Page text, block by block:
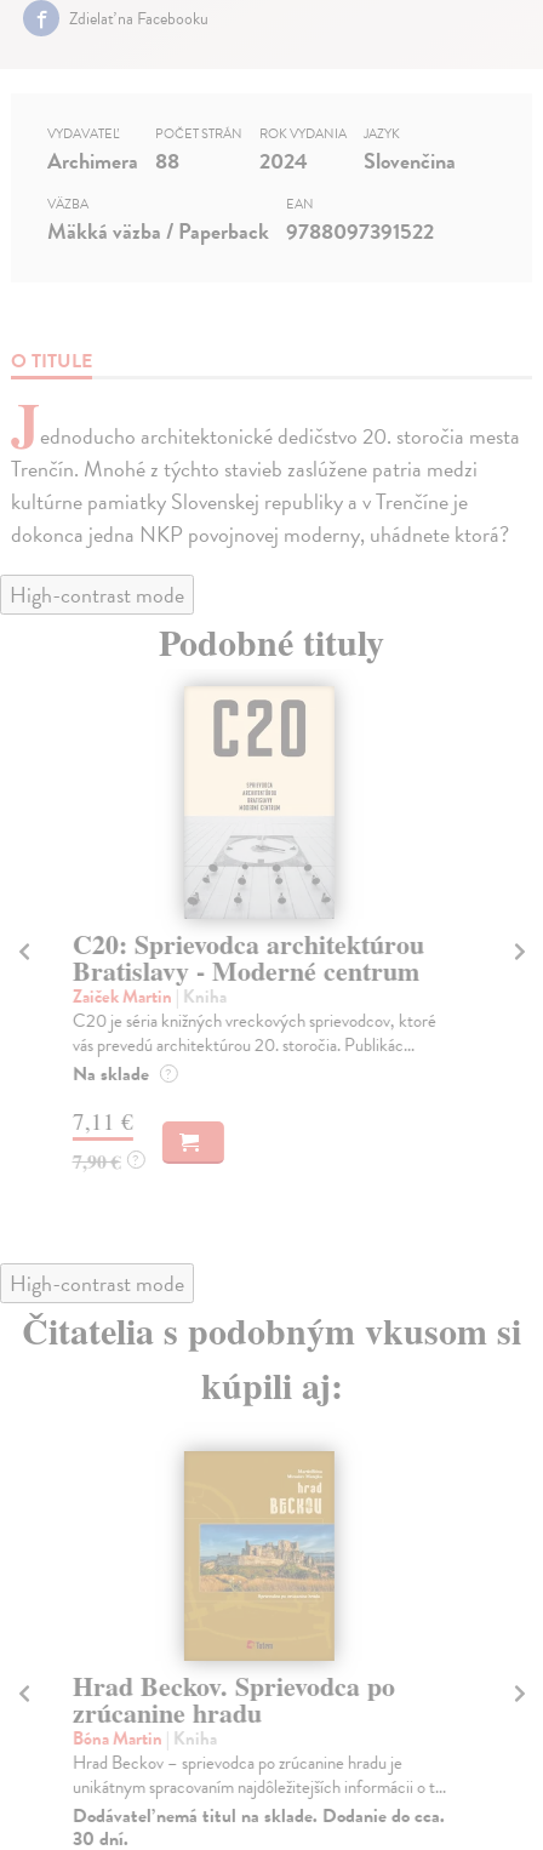
Zdielať na Facebooku
O TITULE
Jednoducho architektonické dedičstvo 20. storočia mesta
Trenčín. Mnohé z týchto stavieb zaslúžene patria medzi
kultúrne pamiatky Slovenskej republiky a v Trenčíne je
dokonca jedna NKP povojnovej moderny, uhádnete ktorá?
VYDAVATEĽ
Archimera
POČET STRÁN
88
ROK VYDANIA
2024
JAZYK
Slovenčina
VÄZBA
Mäkká väzba / Paperback
EAN
9788097391522
High-contrast mode
Podobné tituly
C20: Sprievodca architektúrou
Bratislavy - Moderné centrum
Zaiček Martin | Kniha
C20 je séria knižných vreckových sprievodcov, ktoré
vás prevedú architektúrou 20. storočia. Publikác...
Na sklade ?
7,11 €
7,90 € ?
High-contrast mode
Čitatelia s podobným vkusom si
kúpili aj:
Hrad Beckov. Sprievodca po
zrúcanine hradu
Bóna Martin | Kniha
Hrad Beckov – sprievodca po zrúcanine hradu je
unikátnym spracovaním najdôležitejších informácii o t...
Dodávateľ nemá titul na sklade. Dodanie do cca.
30 dní.